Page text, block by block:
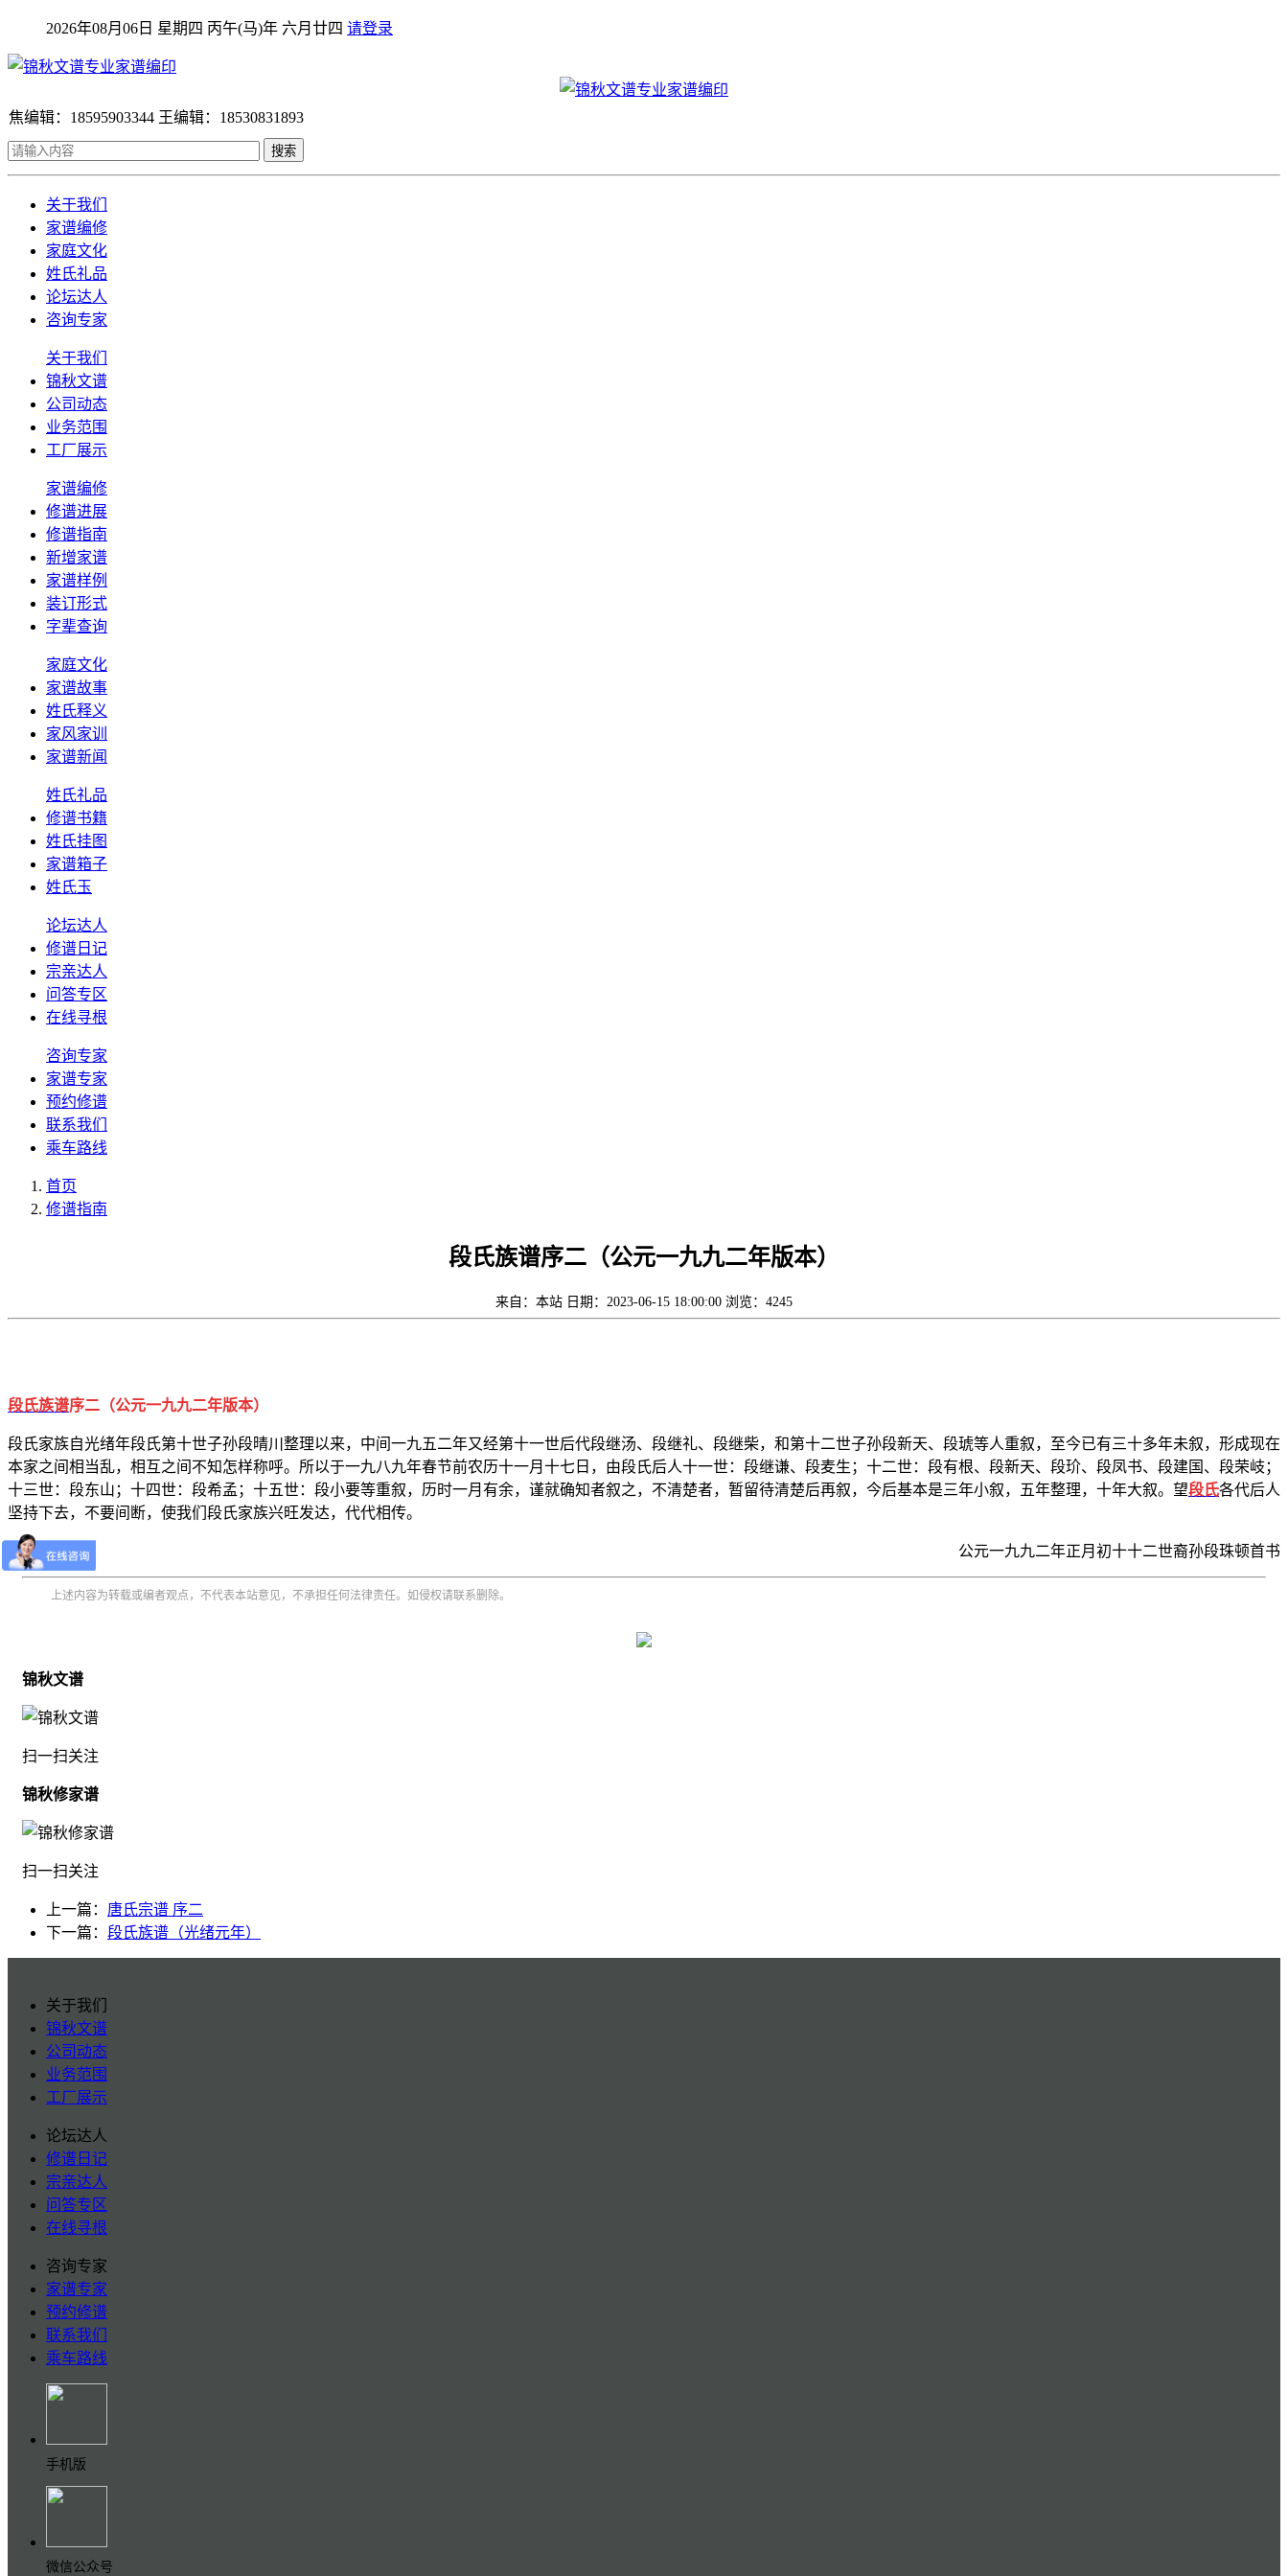
2026年08月06日 星期四 丙午(马)年 六月廿四 请登录
焦编辑：18595903344 王编辑：18530831893
搜索
关于我们
家谱编修
家庭文化
姓氏礼品
论坛达人
咨询专家
关于我们
锦秋文谱
公司动态
业务范围
工厂展示
家谱编修
修谱进展
修谱指南
新增家谱
家谱样例
装订形式
字辈查询
家庭文化
家谱故事
姓氏释义
家风家训
家谱新闻
姓氏礼品
修谱书籍
姓氏挂图
家谱箱子
姓氏玉
论坛达人
修谱日记
宗亲达人
问答专区
在线寻根
咨询专家
家谱专家
预约修谱
联系我们
乘车路线
首页
修谱指南
段氏族谱序二（公元一九九二年版本）
来自：本站 日期：2023-06-15 18:00:00 浏览：4245
段氏族谱序二（公元一九九二年版本）
段氏家族自光绪年段氏第十世子孙段晴川整理以来，中间一九五二年又经第十一世后代段继汤、段继礼、段继柴，和第十二世子孙段新天、段琥等人重叙，至今已有三十多年未叙，形成现在
本家之间相当乱，相互之间不知怎样称呼。所以于一九八九年春节前农历十一月十七日，由段氏后人十一世：段继谦、段麦生；十二世：段有根、段新天、段玠、段凤书、段建国、段荣岐；
十三世：段东山；十四世：段希孟；十五世：段小要等重叙，历时一月有余，谨就确知者叙之，不清楚者，暂留待清楚后再叙，今后基本是三年小叙，五年整理，十年大叙。望段氏各代后人
坚持下去，不要间断，使我们段氏家族兴旺发达，代代相传。
公元一九九二年正月初十十二世裔孙段珠顿首书
上述内容为转载或编者观点，不代表本站意见，不承担任何法律责任。如侵权请联系删除。
锦秋文谱
扫一扫关注
锦秋修家谱
扫一扫关注
上一篇： 唐氏宗谱 序二
下一篇： 段氏族谱（光绪元年）
关于我们
锦秋文谱
公司动态
业务范围
工厂展示
论坛达人
修谱日记
宗亲达人
问答专区
在线寻根
咨询专家
家谱专家
预约修谱
联系我们
乘车路线
手机版
微信公众号